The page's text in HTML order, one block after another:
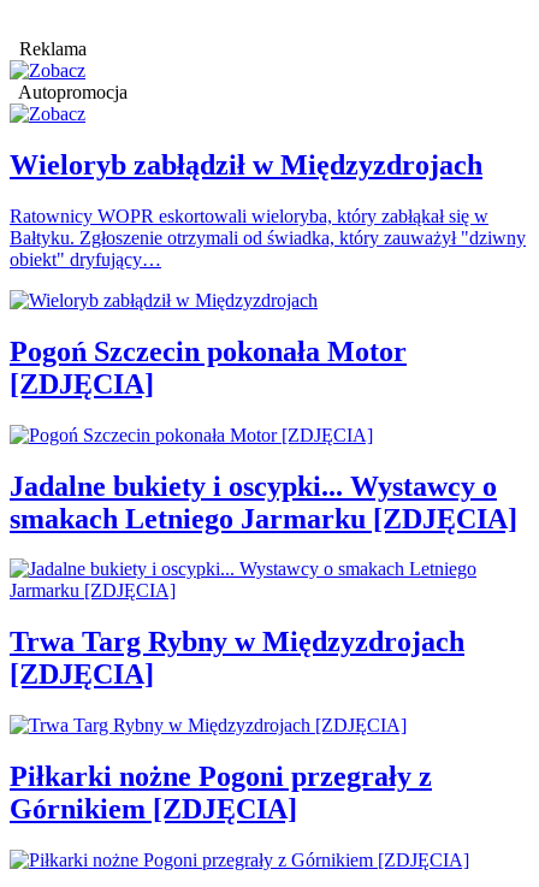
Reklama
Autopromocja
Wieloryb zabłądził w Międzyzdrojach
Ratownicy WOPR eskortowali wieloryba, który zabłąkał się w
Bałtyku. Zgłoszenie otrzymali od świadka, który zauważył "dziwny
obiekt" dryfujący…
Pogoń Szczecin pokonała Motor
[ZDJĘCIA]
Jadalne bukiety i oscypki... Wystawcy o
smakach Letniego Jarmarku [ZDJĘCIA]
Trwa Targ Rybny w Międzyzdrojach
[ZDJĘCIA]
Piłkarki nożne Pogoni przegrały z
Górnikiem [ZDJĘCIA]